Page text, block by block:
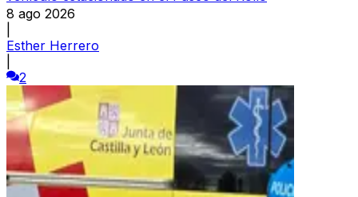
8 ago 2026
Esther Herrero
2